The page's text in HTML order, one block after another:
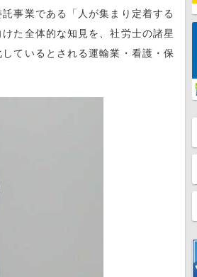
事業である「人が集まり定着する
た全体的な知見を、社労士の諸星
ているとされる運輸業・看護・保